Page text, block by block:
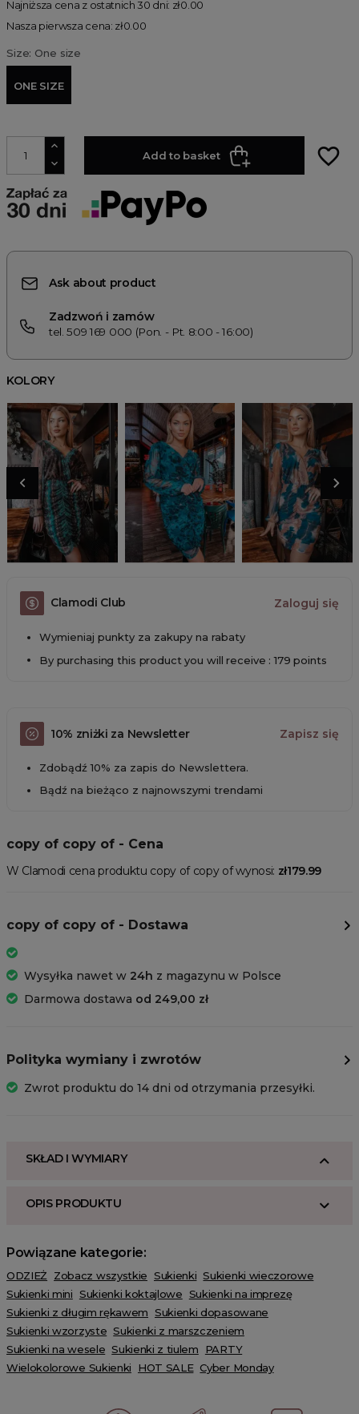
Najniższa cena z ostatnich 30 dni: zł0.00
Nasza pierwsza cena: zł0.00
Size: One size
ONE SIZE
Add to basket favorite_border
Ask about product
Zadzwoń i zamów
tel. 509 169 000 (Pon. - Pt. 8:00 - 16:00)
KOLORY
Clamodi Club Zaloguj się
Wymieniaj punkty za zakupy na rabaty
By purchasing this product you will receive : 179 points
10% zniżki za Newsletter Zapisz się
Zdobądź 10% za zapis do Newslettera.
Bądź na bieżąco z najnowszymi trendami
copy of copy of - Cena
W Clamodi cena produktu copy of copy of wynosi: zł179.99
copy of copy of - Dostawa
Wysyłka nawet w 24h z magazynu w Polsce
Darmowa dostawa od 249,00 zł
Polityka wymiany i zwrotów
Zwrot produktu do 14 dni od otrzymania przesyłki.
SKŁAD I WYMIARY
OPIS PRODUKTU
Powiązane kategorie:
ODZIEŻ Zobacz wszystkie Sukienki Sukienki wieczorowe
Sukienki mini Sukienki koktajlowe Sukienki na imprezę
Sukienki z długim rękawem Sukienki dopasowane
Sukienki wzorzyste Sukienki z marszczeniem
Sukienki na wesele Sukienki z tiulem
PARTY
Wielokolorowe Sukienki
HOT SALE Cyber Monday